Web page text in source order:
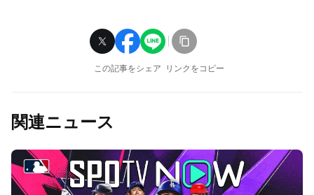
この記事をシェア リンクをコピー
関連ニュース